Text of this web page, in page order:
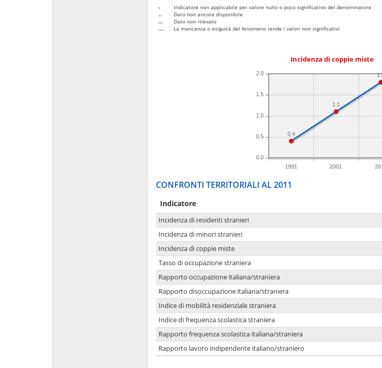
-
Indicatore non applicabile per valore nullo o poco significativo del denominatore
..
Dato non ancora disponibile
...
Dato non rilevato
....
La mancanza o esiguità del fenomeno rende i valori non significativi
Incidenza di coppie miste
1991 2001
0.0
0.5
1.0
1.5
2.0
1.1
0.4
CONFRONTI TERRITORIALI AL 2011
Indicatore
Incidenza di residenti stranieri
Incidenza di minori stranieri
Incidenza di coppie miste
Tasso di occupazione straniera
Rapporto occupazione italiana/straniera
Rapporto disoccupazione italiana/straniera
Indice di mobilità residenziale straniera
Indice di frequenza scolastica straniera
Rapporto frequenza scolastica italiana/straniera
Rapporto lavoro indipendente italiano/straniero